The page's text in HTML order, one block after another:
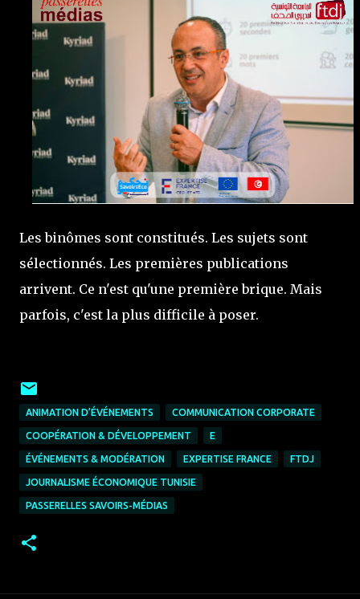
Les binômes sont constitués. Les sujets sont
sélectionnés. Les premières publications
arrivent. Ce n'est qu'une première brique. Mais
parfois, c'est la plus difficile à poser.
ANIMATION D’ÉVÉNEMENTS COMMUNICATION CORPORATE
COOPÉRATION & DÉVELOPPEMENT E
ÉVÉNEMENTS & MODÉRATION EXPERTISE FRANCE FTDJ
JOURNALISME ÉCONOMIQUE TUNISIE
PASSERELLES SAVOIRS-MÉDIAS